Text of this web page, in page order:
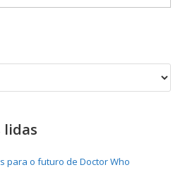
lidas
para o futuro de Doctor Who